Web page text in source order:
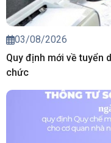
03/08/2026
Quy định mới về tuyển
chức